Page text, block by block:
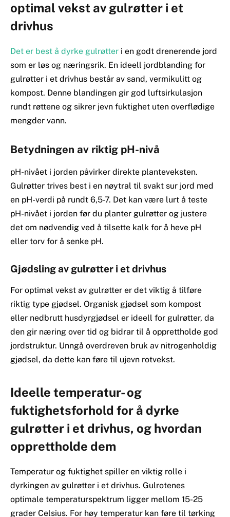
optimal vekst av gulrøtter i et
drivhus
Det er best å dyrke gulrøtter i en godt drenerende jord
som er løs og næringsrik. En ideell jordblanding for
gulrøtter i et drivhus består av sand, vermikulitt og
kompost. Denne blandingen gir god luftsirkulasjon
rundt røttene og sikrer jevn fuktighet uten overflødige
mengder vann.
Betydningen av riktig pH-nivå
pH-nivået i jorden påvirker direkte planteveksten.
Gulrøtter trives best i en nøytral til svakt sur jord med
en pH-verdi på rundt 6,5-7. Det kan være lurt å teste
pH-nivået i jorden før du planter gulrøtter og justere
det om nødvendig ved å tilsette kalk for å heve pH
eller torv for å senke pH.
Gjødsling av gulrøtter i et drivhus
For optimal vekst av gulrøtter er det viktig å tilføre
riktig type gjødsel. Organisk gjødsel som kompost
eller nedbrutt husdyrgjødsel er ideell for gulrøtter, da
den gir næring over tid og bidrar til å opprettholde god
jordstruktur. Unngå overdreven bruk av nitrogenholdig
gjødsel, da dette kan føre til ujevn rotvekst.
Ideelle temperatur- og
fuktighetsforhold for å dyrke
gulrøtter i et drivhus, og hvordan
opprettholde dem
Temperatur og fuktighet spiller en viktig rolle i
dyrkingen av gulrøtter i et drivhus. Gulrotenes
optimale temperaturspektrum ligger mellom 15-25
grader Celsius. For høy temperatur kan føre til tørking